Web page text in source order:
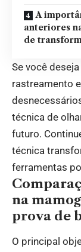
A
anteriores
de
Se você
rastreamento
técnica de
futuro.
técnica
ferramentas
na
prova de
O principal